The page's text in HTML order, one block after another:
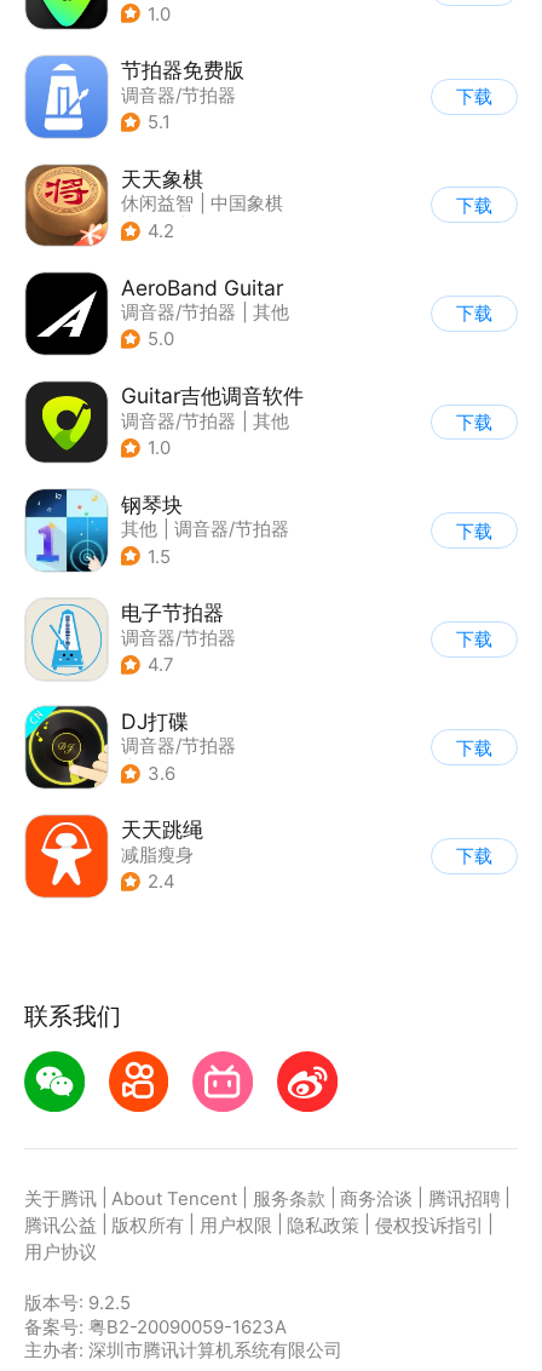
1.0
节拍器免费版
调音器/节拍器
5.1
下载
天天象棋
休闲益智
中国象棋
| 象棋
4.2
下载
AeroBand Guitar
调音器/节拍器
其他
5.0
下载
Guitar吉他调音软件
调音器/节拍器
其他
1.0
下载
钢琴块
其他
调音器/节拍器
1.5
下载
电子节拍器
调音器/节拍器
4.7
下载
DJ打碟
调音器/节拍器
| 西洋乐器
3.6
下载
天天跳绳
减脂瘦身
2.4
下载
联系我们
关于腾讯 About Tencent 服务条款 商务洽谈 腾讯招聘
腾讯公益
版权所有 用户权限 隐私政策 侵权投诉指引
用户协议
版本号: 9.2.5
备案号: 粤B2-20090059-1623A
主办者: 深圳市腾讯计算机系统有限公司